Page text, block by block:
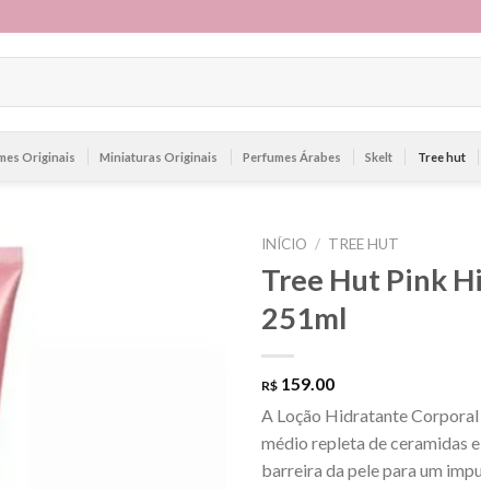
Originais Miniaturas Originais Perfumes Árabes Skelt Tree hut
INÍCIO / TREE HUT
Tree Hut Pink
251ml
R$ 159.00
A Loção Hidratante
médio repleta de ceramidas
barreira da pele para um